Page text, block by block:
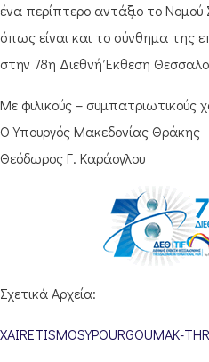
ένα περίπτερο αντάξιο το
όπως είναι και το σύνθημα της
στην 78η Διεθνή Έκθεση
Με φιλικούς – συμπατριωτικούς
Ο Υπουργός Μακεδονίας Θράκης
Θεόδωρος Γ. Καράογλου
Σχετικά Αρχεία:
XAIRETISMOSYPOURGOUMAK-